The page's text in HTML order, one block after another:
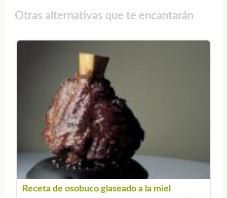
Otras alternativas que te encantarán
Receta de osobuco glaseado a la miel